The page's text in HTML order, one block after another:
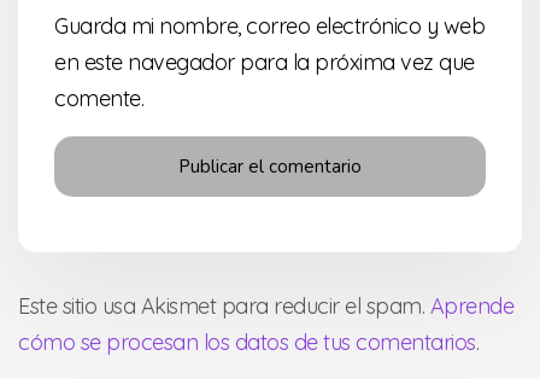
Guarda mi nombre, correo electrónico y web
en este navegador para la próxima vez que
comente.
Este sitio usa Akismet para reducir el spam. Aprende
cómo se procesan los datos de tus comentarios.